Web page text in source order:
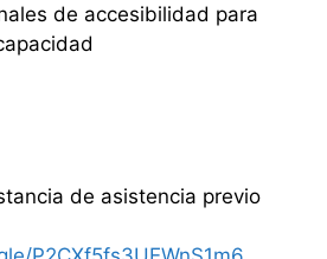
de accesibilidad para
de asistencia previo